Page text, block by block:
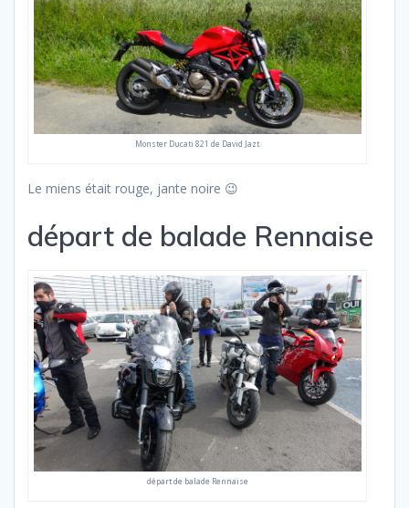
Monster Ducati 821 de David Jazt
Le miens était rouge, jante noire 😉
départ de balade Rennaise
départ de balade Rennaise